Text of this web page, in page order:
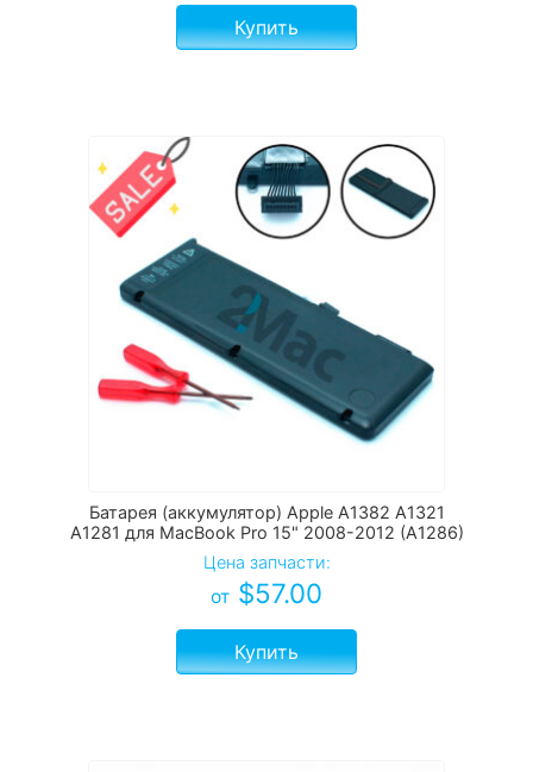
Купить
Батарея (аккумулятор) Apple A1382 A1321
A1281 для MacBook Pro 15" 2008-2012 (A1286)
Цена запчасти:
от $57.00
Купить